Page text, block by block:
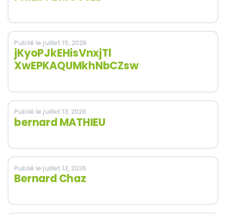
Publié le juillet 15, 2026
jKyoPJkEHisVnxjTl
XwEPKAQUMkhNbCZsw
Publié le juillet 13, 2026
bernard MATHIEU
Publié le juillet 12, 2026
Bernard Chaz